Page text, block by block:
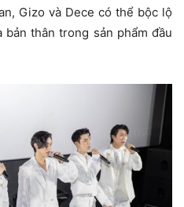
Gizo và Dece có thể bộc lộ
thân trong sản phẩm đầu